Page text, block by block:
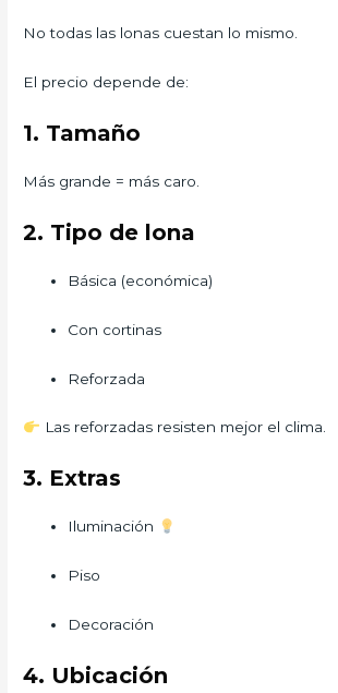
No todas las lonas cuestan lo mismo.
El precio depende de:
1. Tamaño
Más grande = más caro.
2. Tipo de lona
Básica (económica)
Con cortinas
Reforzada
Las reforzadas resisten mejor el clima.
3. Extras
Iluminación
Piso
Decoración
4. Ubicación